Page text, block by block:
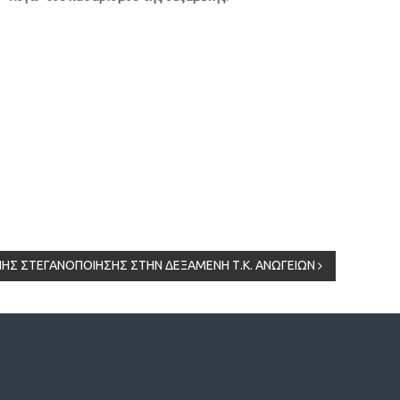
ΣΤΕΓΑΝΟΠΟΙΗΣΗΣ ΣΤΗΝ ΔΕΞΑΜΕΝΗ Τ.Κ. ΑΝΩΓΕΙΩΝ